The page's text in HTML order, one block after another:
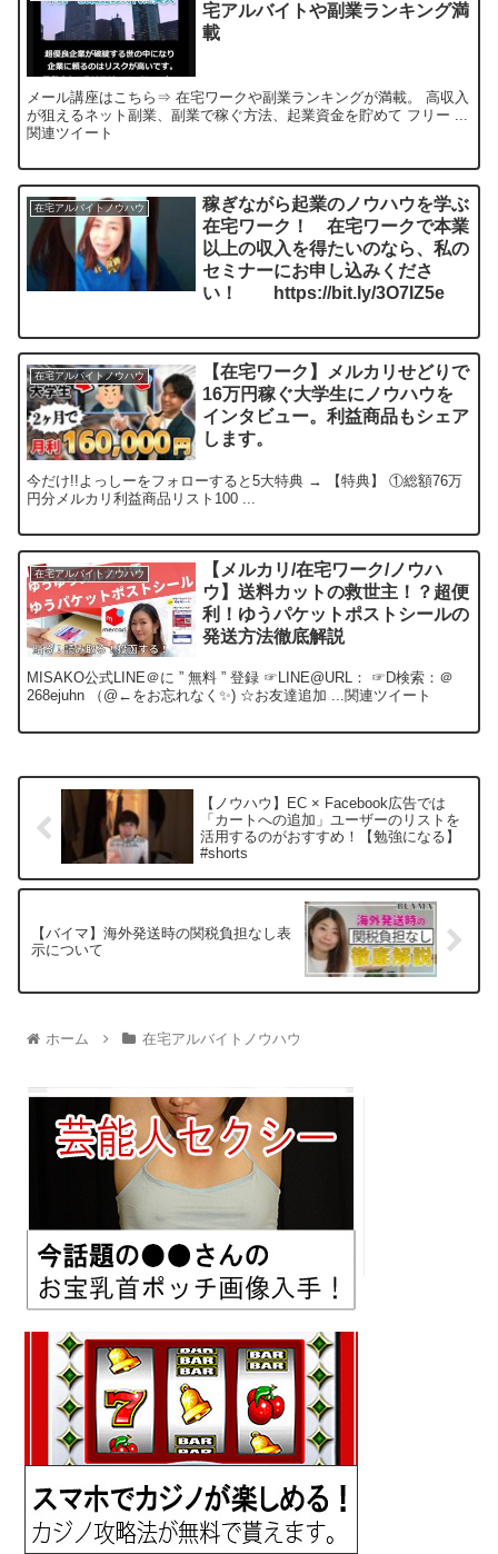
宅アルバイトや副業ランキング満
載
メール講座はこちら⇒ 在宅ワークや副業ランキングが満載。 高収入
が狙えるネット副業、副業で稼ぐ方法、起業資金を貯めて フリー ...
関連ツイート
在宅アルバイトノウハウ
稼ぎながら起業のノウハウを学ぶ
在宅ワーク！ 在宅ワークで本業
以上の収入を得たいのなら、私の
セミナーにお申し込みくださ
い！ https://bit.ly/3O7IZ5e
在宅アルバイトノウハウ
【在宅ワーク】メルカリせどりで
16万円稼ぐ大学生にノウハウを
インタビュー。利益商品もシェア
します。
今だけ!!よっしーをフォローすると5大特典 → 【特典】 ①総額76万
円分メルカリ利益商品リスト100 ...
在宅アルバイトノウハウ
【メルカリ/在宅ワーク/ノウハ
ウ】送料カットの救世主！？超便
利！ゆうパケットポストシールの
発送方法徹底解説
MISAKO公式LINE＠に ” 無料 ” 登録 ☞LINE@URL： ☞D検索：＠
268ejuhn （@←をお忘れなく✨) ☆お友達追加 ...関連ツイート
【ノウハウ】EC × Facebook広告では
「カートへの追加」ユーザーのリストを
活用するのがおすすめ！【勉強になる】
#shorts
【バイマ】海外発送時の関税負担なし表
示について
ホーム 在宅アルバイトノウハウ